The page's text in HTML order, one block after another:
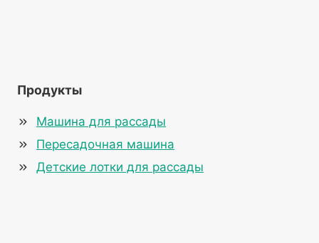
Продукты
Машина для рассады
Пересадочная машина
Детские лотки для рассады